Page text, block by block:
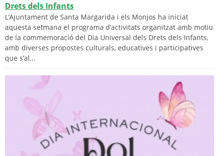
Drets dels Infants
L’Ajuntament de Santa Margarida i els Monjos ha iniciat
aquesta setmana el programa d’activitats organitzat amb motiu
de la commemoració del Dia Universal dels Drets dels Infants,
amb diverses propostes culturals, educatives i participatives
que s’al...